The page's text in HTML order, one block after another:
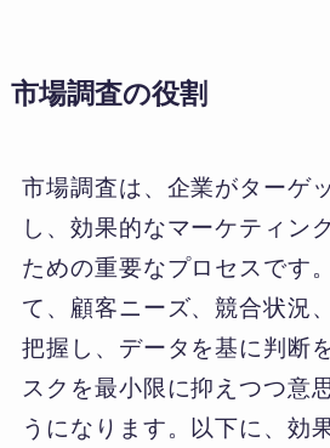
市場調査の役割
市場調査は、企業がターゲ
し、効果的なマーケティン
ための重要なプロセスです
て、顧客ニーズ、競合状況
把握し、データを基に判断
スクを最小限に抑えつつ意
うになります。以下に、効